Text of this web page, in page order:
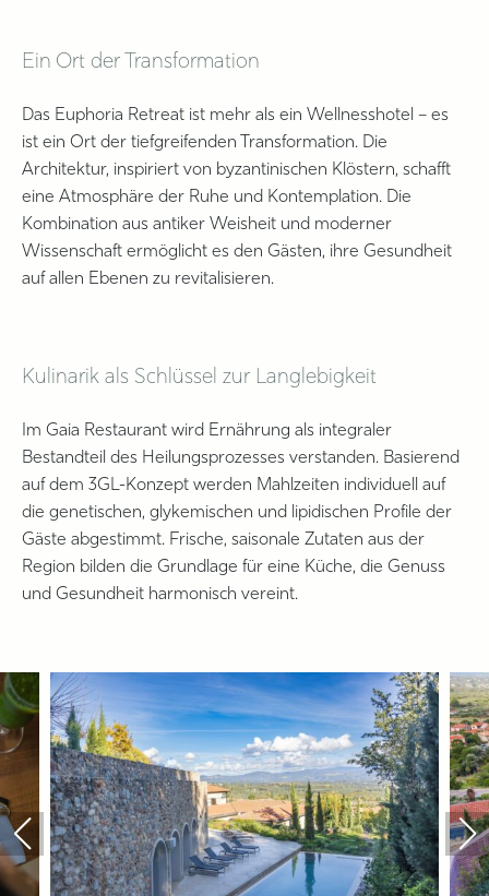
Ein Ort der Transformation
Das Euphoria Retreat ist mehr als ein Wellnesshotel – es
ist ein Ort der tiefgreifenden Transformation. Die
Architektur, inspiriert von byzantinischen Klöstern, schafft
eine Atmosphäre der Ruhe und Kontemplation. Die
Kombination aus antiker Weisheit und moderner
Wissenschaft ermöglicht es den Gästen, ihre Gesundheit
auf allen Ebenen zu revitalisieren.
Kulinarik als Schlüssel zur Langlebigkeit
Im Gaia Restaurant wird Ernährung als integraler
Bestandteil des Heilungsprozesses verstanden. Basierend
auf dem 3GL-Konzept werden Mahlzeiten individuell auf
die genetischen, glykemischen und lipidischen Profile der
Gäste abgestimmt. Frische, saisonale Zutaten aus der
Region bilden die Grundlage für eine Küche, die Genuss
und Gesundheit harmonisch vereint.